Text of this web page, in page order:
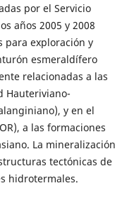
por el Servicio
años 2005 y 2008
para exploración y
esmeraldífero
relacionadas a las
Hauteriviano-
y en el
a las formaciones
La mineralización
tectónicas de
hidrotermales.